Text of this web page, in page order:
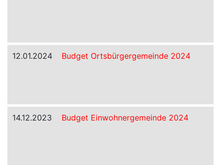
12.01.2024 Budget Ortsbürgergemeinde 2024
14.12.2023 Budget Einwohnergemeinde 2024